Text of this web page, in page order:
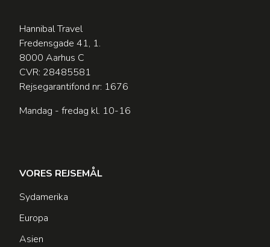
Hannibal Travel
Fredensgade 41, 1.
8000 Aarhus C
CVR: 28485581
Rejsegarantifond nr: 1676
Mandag - fredag kl. 10-16
VORES REJSEMÅL
Sydamerika
Europa
Asien